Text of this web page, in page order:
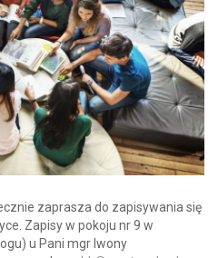
zaprasza do zapisywania się
Zapisy w pokoju nr 9 w
u Pani mgr Iwony